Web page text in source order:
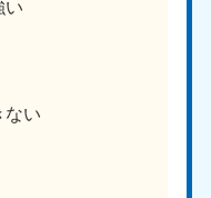
い
ない